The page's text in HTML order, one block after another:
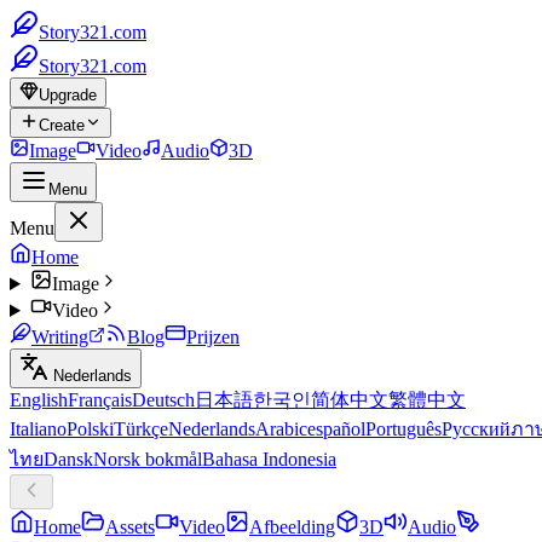
Story321.com
Story321.com
Upgrade
Create
Image Video Audio 3D
Menu
Menu
Home
Image
Video
Writing
Blog Prijzen
Nederlands
EnglishFrançaisDeutsch 日本語한국인简体中文繁體中文
ItalianoPolskiTürkçeNederlandsArabicespañolPortuguêsРусскийภา
ไทยDanskNorsk bokmålBahasa Indonesia
Home Assets Video Afbeelding 3D
Audio